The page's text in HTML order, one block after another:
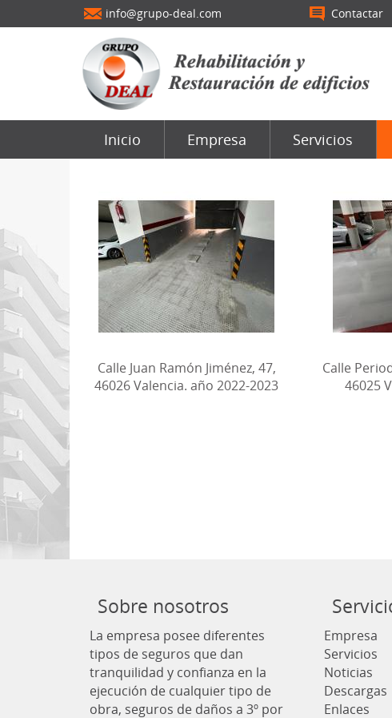
info@grupo-deal.com Contactar
Inicio Empresa Servicios
Calle Juan Ramón Jiménez, 47,
46026 Valencia. año 2022-2023
Calle
46025
Sobre nosotros
La empresa posee diferentes
tipos de seguros que dan
tranquilidad y confianza en la
ejecución de cualquier tipo de
obra, seguros de daños a 3º por
Empresa
Servicios
Noticias
Descargas
Enlaces